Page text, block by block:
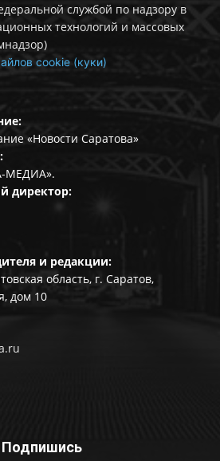
службой по надзору в
технологий и массовых
cookie (куки)
«Новости Саратова»
МЕДИА».
директор:
и редакции:
область, г. Саратов,
дом 10
Подпишись